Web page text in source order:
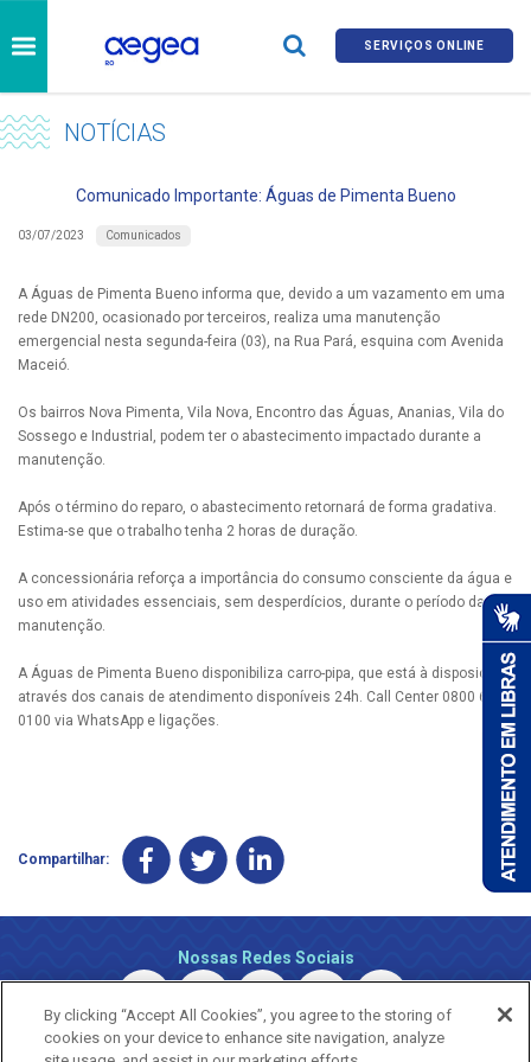
SERVIÇOS ONLINE
NOTÍCIAS
Comunicado Importante: Águas de Pimenta Bueno
03/07/2023 Comunicados
A Águas de Pimenta Bueno informa que, devido a um vazamento em uma
rede DN200, ocasionado por terceiros, realiza uma manutenção
emergencial nesta segunda-feira (03), na Rua Pará, esquina com Avenida
Maceió.
Os bairros Nova Pimenta, Vila Nova, Encontro das Águas, Ananias, Vila do
Sossego e Industrial, podem ter o abastecimento impactado durante a
manutenção.
Após o término do reparo, o abastecimento retornará de forma gradativa.
Estima-se que o trabalho tenha 2 horas de duração.
A concessionária reforça a importância do consumo consciente da água e
uso em atividades essenciais, sem desperdícios, durante o período da
manutenção.
A Águas de Pimenta Bueno disponibiliza carro-pipa, que está à disposição
através dos canais de atendimento disponíveis 24h. Call Center 0800 690
0100 via WhatsApp e ligações.
Compartilhar:
Nossas Redes Sociais
By clicking “Accept All Cookies”, you agree to the storing of
cookies on your device to enhance site navigation, analyze